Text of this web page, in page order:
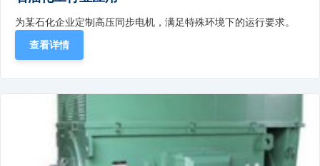
为某石化企业定制高压同步电机，满足特殊环境下的运行要求。
查看详情